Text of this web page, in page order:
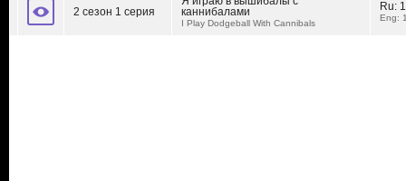
2 сезон 1 серия
каннибалами
I Play Dodgeball With Cannibals
Ru:
Eng: